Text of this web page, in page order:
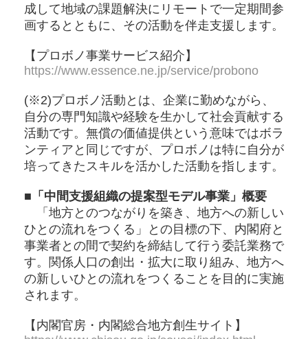
成して地域の課題解決にリモートで一定期間参
画するとともに、その活動を伴走支援します。
【プロボノ事業サービス紹介】
https://www.essence.ne.jp/service/probono
(※2)プロボノ活動とは、企業に勤めながら、
自分の専門知識や経験を生かして社会貢献する
活動です。無償の価値提供という意味ではボラ
ンティアと同じですが、プロボノは特に自分が
培ってきたスキルを活かした活動を指します。
■「中間支援組織の提案型モデル事業」概要
「地方とのつながりを築き、地方への新しい
ひとの流れをつくる」との目標の下、内閣府と
事業者との間で契約を締結して行う委託業務で
す。関係人口の創出・拡大に取り組み、地方へ
の新しいひとの流れをつくることを目的に実施
されます。
【内閣官房・内閣総合地方創生サイト】